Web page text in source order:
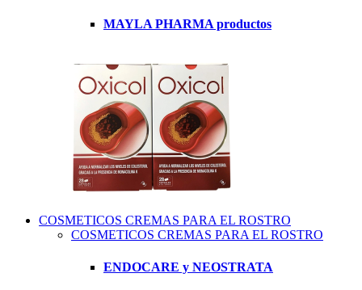
MAYLA PHARMA productos
COSMETICOS CREMAS PARA EL ROSTRO
COSMETICOS CREMAS PARA EL ROSTRO
ENDOCARE y NEOSTRATA